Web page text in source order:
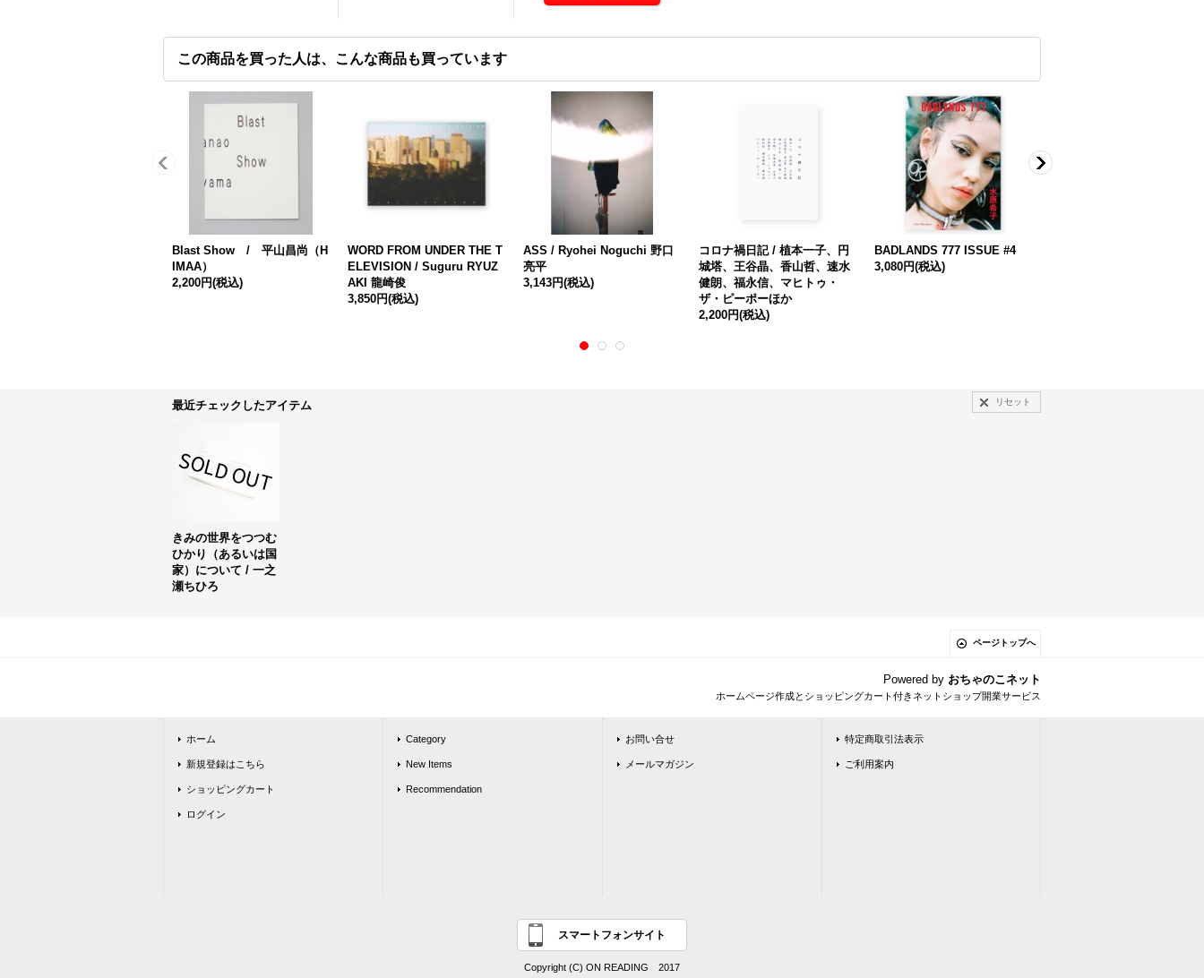
この商品を買った人は、こんな商品も買っています
Blast Show / 平山昌尚（H
IMAA）
2,200円(税込)
WORD FROM UNDER THE T
ELEVISION / Suguru RYUZ
AKI 龍崎俊
3,850円(税込)
ASS / Ryohei Noguchi 野口
亮平
3,143円(税込)
コロナ禍日記 / 植本一子、円
城塔、王谷晶、香山哲、速水
健朗、福永信、マヒトゥ・
ザ・ピーポーほか
2,200円(税込)
BADLANDS 777 ISSUE #4
3,080円(税込)
最近チェックしたアイテム リセット
きみの世界をつつむ
ひかり（あるいは国
家）について / 一之
瀬ちひろ
ページトップへ
Powered by おちゃのこネット
ホームページ作成とショッピングカート付きネットショップ開業サービス
ホーム
新規登録はこちら
ショッピングカート
ログイン
Category
New Items
Recommendation
お問い合せ
メールマガジン
特定商取引法表示
ご利用案内
スマートフォンサイト
Copyright (C) ON READING 2017